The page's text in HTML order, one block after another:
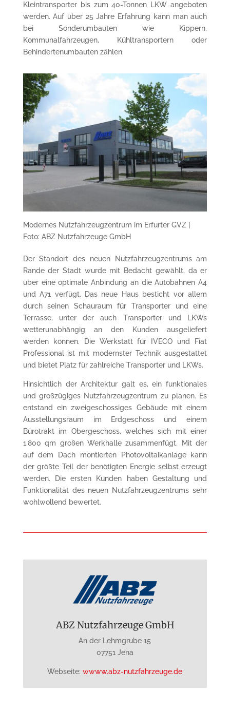
Kleintransporter bis zum 40-Tonnen LKW angeboten
werden. Auf über 25 Jahre Erfahrung kann man auch
bei Sonderumbauten wie Kippern,
Kommunalfahrzeugen, Kühltransportern oder
Behindertenumbauten zählen.
Modernes Nutzfahrzeugzentrum im Erfurter GVZ |
Foto: ABZ Nutzfahrzeuge GmbH
Der Standort des neuen Nutzfahrzeugzentrums am
Rande der Stadt wurde mit Bedacht gewählt, da er
über eine optimale Anbindung an die Autobahnen A4
und A71 verfügt. Das neue Haus besticht vor allem
durch seinen Schauraum für Transporter und eine
Terrasse, unter der auch Transporter und LKWs
wetterunabhängig an den Kunden ausgeliefert
werden können. Die Werkstatt für IVECO und Fiat
Professional ist mit modernster Technik ausgestattet
und bietet Platz für zahlreiche Transporter und LKWs.
Hinsichtlich der Architektur galt es, ein funktionales
und großzügiges Nutzfahrzeugzentrum zu planen. Es
entstand ein zweigeschossiges Gebäude mit einem
Ausstellungsraum im Erdgeschoss und einem
Bürotrakt im Obergeschoss, welches sich mit einer
1.800 qm großen Werkhalle zusammenfügt. Mit der
auf dem Dach montierten Photovoltaikanlage kann
der größte Teil der benötigten Energie selbst erzeugt
werden. Die ersten Kunden haben Gestaltung und
Funktionalität des neuen Nutzfahrzeugzentrums sehr
wohlwollend bewertet.
ABZ Nutzfahrzeuge GmbH
An der Lehmgrube 15
07751 Jena
Webseite:wwww.abz-nutzfahrzeuge.de